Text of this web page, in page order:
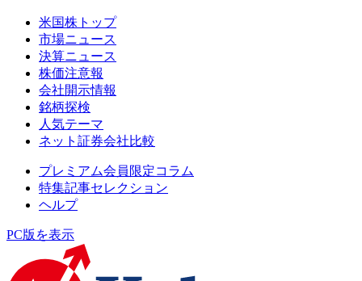
米国株トップ
市場ニュース
決算ニュース
株価注意報
会社開示情報
銘柄探検
人気テーマ
ネット証券会社比較
プレミアム会員限定コラム
特集記事セレクション
ヘルプ
PC版を表示